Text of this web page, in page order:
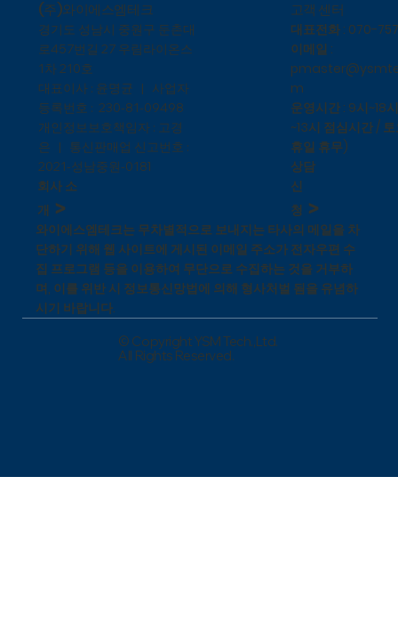
와이에스엠테크는 무차별적으로 보내지는 타사의 메일을 차
단하기 위해 웹 사이트에 게시된 이메일 주소가 전자우편 수
집 프로그램 등을 이용하여 무단으로 수집하는 것을 거부하
며, 이를 위반 시 정보통신망법에 의해 형사처벌 됨을 유념하
시기 바랍니다.
(주)와이에스엠테크
​경기도 성남시 중원구 둔촌대
로457번길 27 우림라이온스
1차 210호
대표이사 : 윤명균 | 사업자
등록번호 : 230-81-09498
개인정보보호책임자 : 고경
은 | 통신판매업 신고번호 :
2021-성남중원-0181
회사 소
개 >
​고객 센터
대표전화 : 070-
이메일 :
m
운영시간 : 9시~18
~13시 점심시간 /
휴일 휴무)
상담
신
청 >
© Copyright YSM Tech.,Ltd.
All Rights Reserved.